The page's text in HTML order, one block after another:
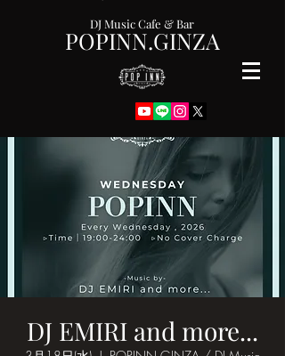
POPINN.GINZA
DJ Music Cafe & Bar
DJ EMIRI and more...